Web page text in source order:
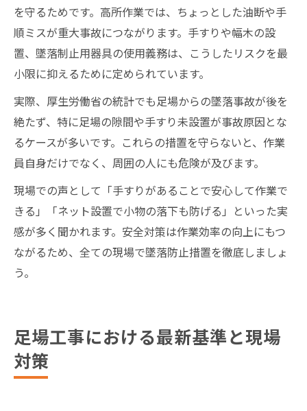
を守るためです。高所作業では、ちょっとした油断や手
順ミスが重大事故につながります。手すりや幅木の設
置、墜落制止用器具の使用義務は、こうしたリスクを最
小限に抑えるために定められています。
実際、厚生労働省の統計でも足場からの墜落事故が後を
絶たず、特に足場の隙間や手すり未設置が事故原因とな
るケースが多いです。これらの措置を守らないと、作業
員自身だけでなく、周囲の人にも危険が及びます。
現場での声として「手すりがあることで安心して作業で
きる」「ネット設置で小物の落下も防げる」といった実
感が多く聞かれます。安全対策は作業効率の向上にもつ
ながるため、全ての現場で墜落防止措置を徹底しましょ
う。
足場工事における最新基準と現場
対策